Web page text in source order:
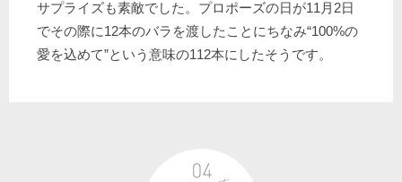
サプライズも素敵でした。プロポーズの日が11月2日
でその際に12本のバラを渡したことにちなみ“100%の
愛を込めて”という意味の112本にしたそうです。